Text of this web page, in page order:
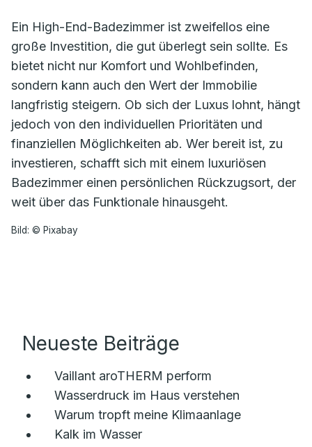
Ein High-End-Badezimmer ist zweifellos eine
große Investition, die gut überlegt sein sollte. Es
bietet nicht nur Komfort und Wohlbefinden,
sondern kann auch den Wert der Immobilie
langfristig steigern. Ob sich der Luxus lohnt, hängt
jedoch von den individuellen Prioritäten und
finanziellen Möglichkeiten ab. Wer bereit ist, zu
investieren, schafft sich mit einem luxuriösen
Badezimmer einen persönlichen Rückzugsort, der
weit über das Funktionale hinausgeht.
Bild: © Pixabay
Neueste Beiträge
Vaillant aroTHERM perform
Wasserdruck im Haus verstehen
Warum tropft meine Klimaanlage
Kalk im Wasser